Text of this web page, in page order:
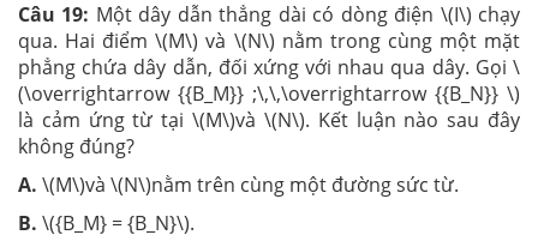
Câu 19: Một dây dẫn thẳng dài có dòng điện \(I\) chạy
qua. Hai điểm \(M\) và \(N\) nằm trong cùng một mặt
phẳng chứa dây dẫn, đối xứng với nhau qua dây. Gọi \
(\overrightarrow {{B_M}} ;\,\,\overrightarrow {{B_N}} \)
là cảm ứng từ tại \(M\)và \(N\). Kết luận nào sau đây
không đúng?
A. \(M\)và \(N\)nằm trên cùng một đường sức từ.
B. \({B_M} = {B_N}\).